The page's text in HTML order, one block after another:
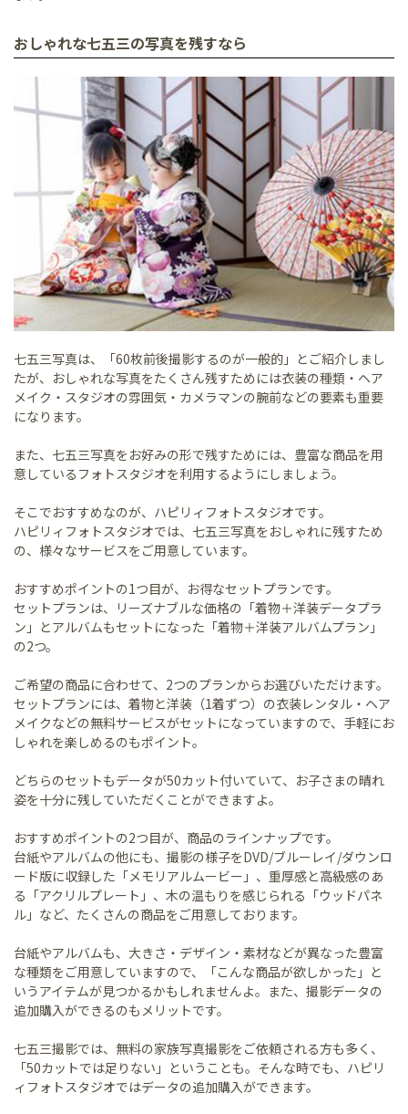
おしゃれな七五三の写真を残すなら
七五三写真は、「60枚前後撮影するのが一般的」とご紹介しまし
たが、おしゃれな写真をたくさん残すためには衣装の種類・ヘア
メイク・スタジオの雰囲気・カメラマンの腕前などの要素も重要
になります。
また、七五三写真をお好みの形で残すためには、豊富な商品を用
意しているフォトスタジオを利用するようにしましょう。
そこでおすすめなのが、ハピリィフォトスタジオです。
ハピリィフォトスタジオでは、七五三写真をおしゃれに残すため
の、様々なサービスをご用意しています。
おすすめポイントの1つ目が、お得なセットプランです。
セットプランは、リーズナブルな価格の「着物＋洋装データプラ
ン」とアルバムもセットになった「着物＋洋装アルバムプラン」
の2つ。
ご希望の商品に合わせて、2つのプランからお選びいただけます。
セットプランには、着物と洋装（1着ずつ）の衣装レンタル・ヘア
メイクなどの無料サービスがセットになっていますので、手軽にお
しゃれを楽しめるのもポイント。
どちらのセットもデータが50カット付いていて、お子さまの晴れ
姿を十分に残していただくことができますよ。
おすすめポイントの2つ目が、商品のラインナップです。
台紙やアルバムの他にも、撮影の様子をDVD/ブルーレイ/ダウンロ
ード版に収録した「メモリアルムービー」、重厚感と高級感のあ
る「アクリルプレート」、木の温もりを感じられる「ウッドパネ
ル」など、たくさんの商品をご用意しております。
台紙やアルバムも、大きさ・デザイン・素材などが異なった豊富
な種類をご用意していますので、「こんな商品が欲しかった」と
いうアイテムが見つかるかもしれませんよ。また、撮影データの
追加購入ができるのもメリットです。
七五三撮影では、無料の家族写真撮影をご依頼される方も多く、
「50カットでは足りない」ということも。そんな時でも、ハピリ
ィフォトスタジオではデータの追加購入ができます。